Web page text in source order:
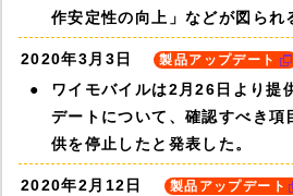
作安定性の向上」などが図られ
2020年3月3日 製品アップデート
ワイモバイルは2月26日より提
デートについて、確認すべき項
供を停止したと発表した。
2020年2月12日 製品アップデート